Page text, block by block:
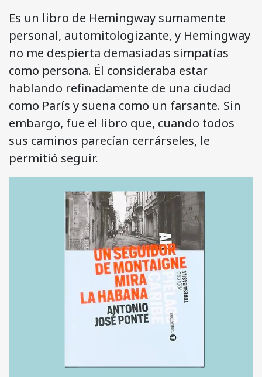
Es un libro de Hemingway sumamente
personal, automitologizante, y Hemingway
no me despierta demasiadas simpatías
como persona. Él consideraba estar
hablando refinadamente de una ciudad
como París y suena como un farsante. Sin
embargo, fue el libro que, cuando todos
sus caminos parecían cerrárseles, le
permitió seguir.